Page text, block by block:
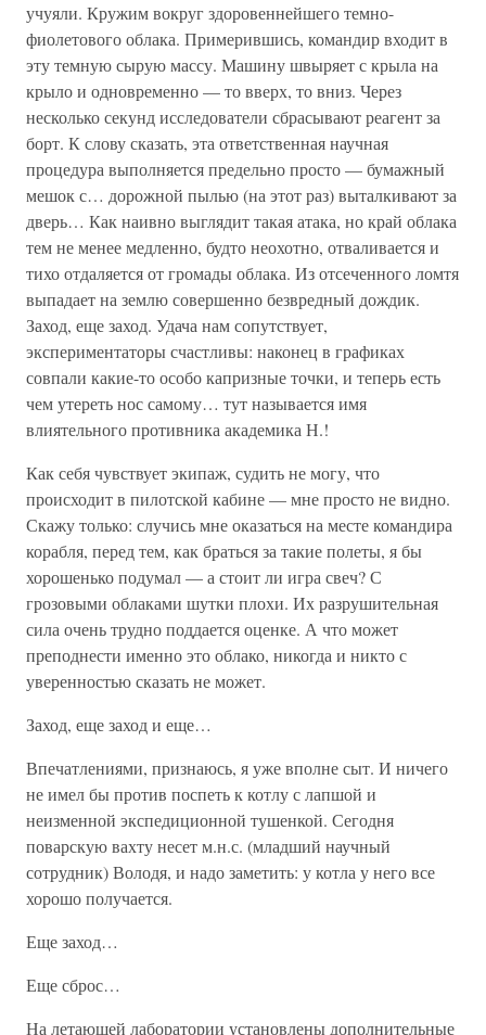
учуяли. Кружим вокруг здоровеннейшего темно-
фиолетового облака. Примерившись, командир входит в
эту темную сырую массу. Машину швыряет с крыла на
крыло и одновременно — то вверх, то вниз. Через
несколько секунд исследователи сбрасывают реагент за
борт. К слову сказать, эта ответственная научная
процедура выполняется предельно просто — бумажный
мешок с… дорожной пылью (на этот раз) выталкивают за
дверь… Как наивно выглядит такая атака, но край облака
тем не менее медленно, будто неохотно, отваливается и
тихо отдаляется от громады облака. Из отсеченного ломтя
выпадает на землю совершенно безвредный дождик.
Заход, еще заход. Удача нам сопутствует,
экспериментаторы счастливы: наконец в графиках
совпали какие-то особо капризные точки, и теперь есть
чем утереть нос самому… тут называется имя
влиятельного противника академика Н.!
Как себя чувствует экипаж, судить не могу, что
происходит в пилотской кабине — мне просто не видно.
Скажу только: случись мне оказаться на месте командира
корабля, перед тем, как браться за такие полеты, я бы
хорошенько подумал — а стоит ли игра свеч? С
грозовыми облаками шутки плохи. Их разрушительная
сила очень трудно поддается оценке. А что может
преподнести именно это облако, никогда и никто с
уверенностью сказать не может.
Заход, еще заход и еще…
Впечатлениями, признаюсь, я уже вполне сыт. И ничего
не имел бы против поспеть к котлу с лапшой и
неизменной экспедиционной тушенкой. Сегодня
поварскую вахту несет м.н.с. (младший научный
сотрудник) Володя, и надо заметить: у котла у него все
хорошо получается.
Еще заход…
Еще сброс…
На летающей лаборатории установлены дополнительные